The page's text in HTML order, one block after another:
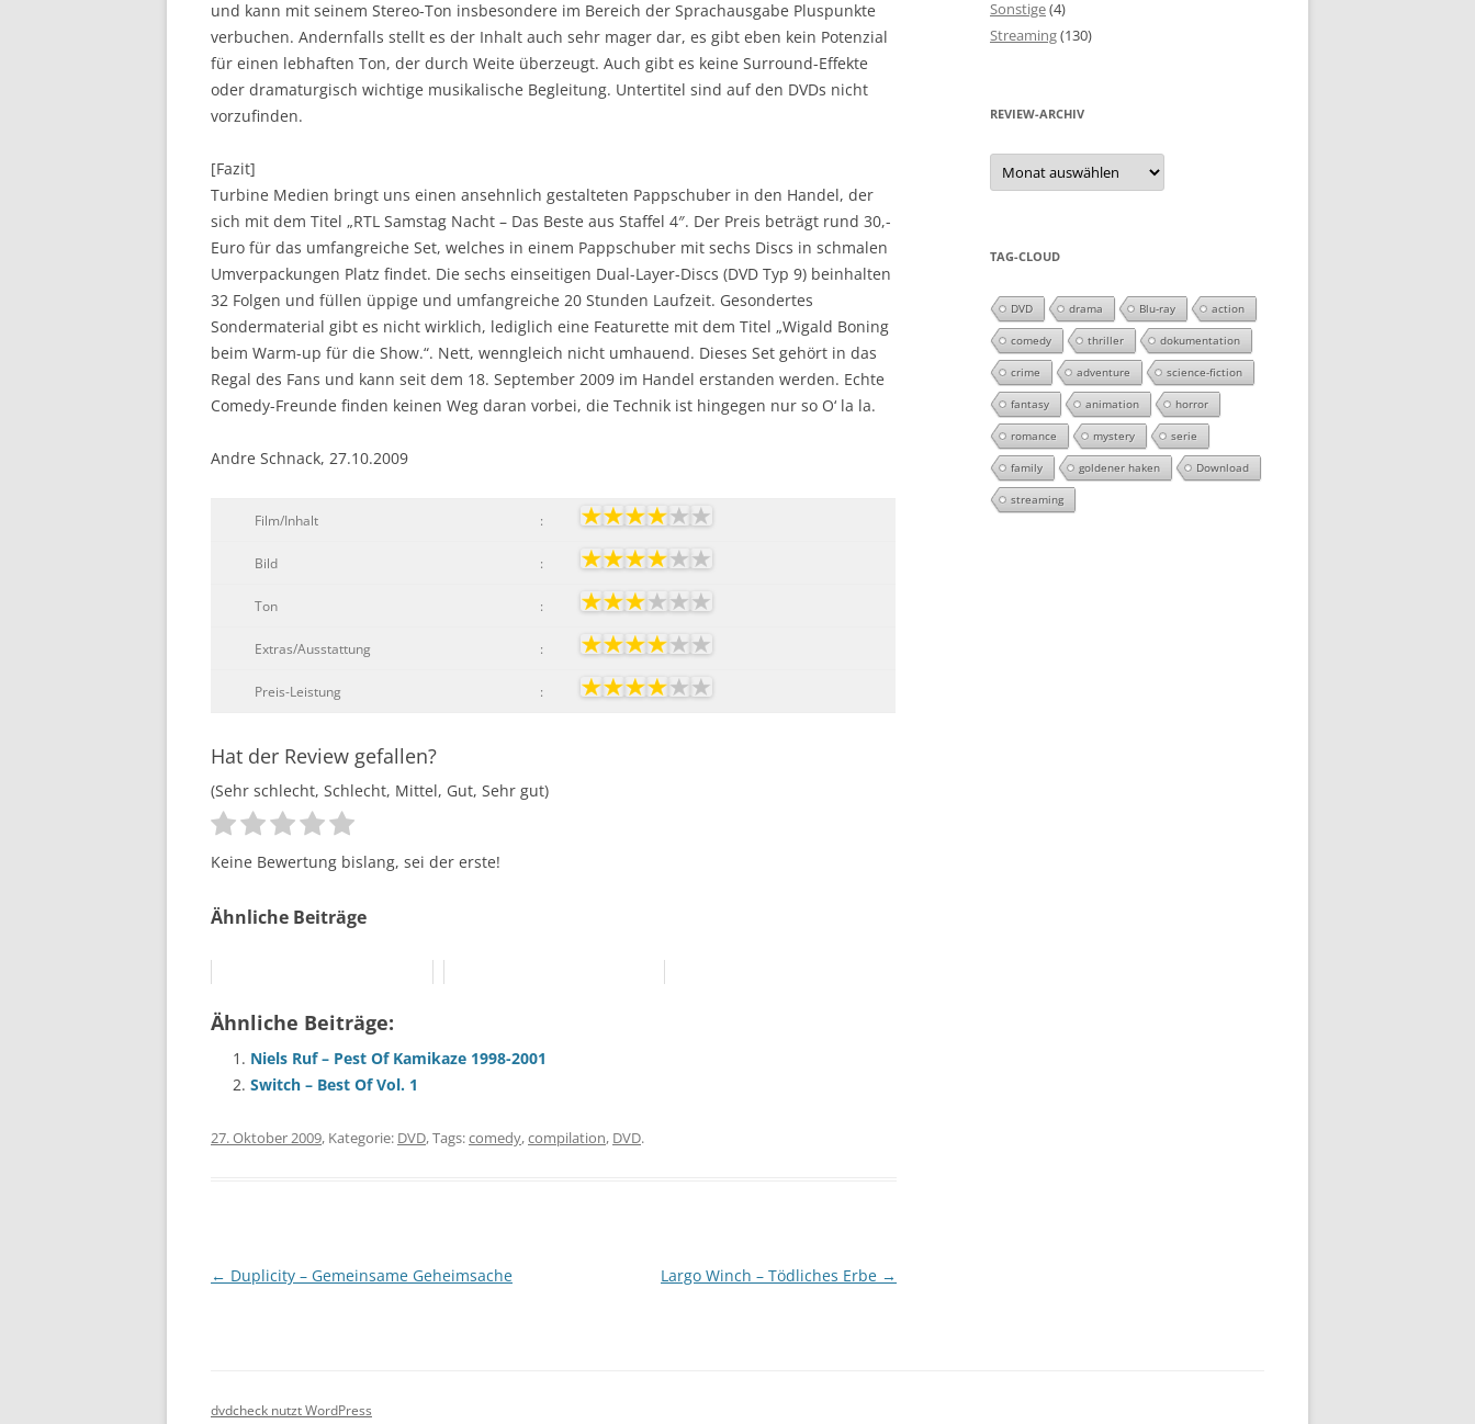
und kann mit seinem Stereo-Ton insbesondere im Bereich der Sprachausgabe Pluspunkte
verbuchen. Andernfalls stellt es der Inhalt auch sehr mager dar, es gibt eben kein Potenzial
für einen lebhaften Ton, der durch Weite überzeugt. Auch gibt es keine Surround-Effekte
oder dramaturgisch wichtige musikalische Begleitung. Untertitel sind auf den DVDs nicht
vorzufinden.
[Fazit]
Turbine Medien bringt uns einen ansehnlich gestalteten Pappschuber in den Handel, der
sich mit dem Titel „RTL Samstag Nacht – Das Beste aus Staffel 4″. Der Preis beträgt rund 30,-
Euro für das umfangreiche Set, welches in einem Pappschuber mit sechs Discs in schmalen
Umverpackungen Platz findet. Die sechs einseitigen Dual-Layer-Discs (DVD Typ 9) beinhalten
32 Folgen und füllen üppige und umfangreiche 20 Stunden Laufzeit. Gesondertes
Sondermaterial gibt es nicht wirklich, lediglich eine Featurette mit dem Titel „Wigald Boning
beim Warm-up für die Show.“. Nett, wenngleich nicht umhauend. Dieses Set gehört in das
Regal des Fans und kann seit dem 18. September 2009 im Handel erstanden werden. Echte
Comedy-Freunde finden keinen Weg daran vorbei, die Technik ist hingegen nur so O‘ la la.
Andre Schnack, 27.10.2009
Film/Inhalt :
Bild :
Ton :
Extras/Ausstattung :
Preis-Leistung :
Hat der Review gefallen?
(Sehr schlecht, Schlecht, Mittel, Gut, Sehr gut)
Keine Bewertung bislang, sei der erste!
Ähnliche Beiträge
Ähnliche Beiträge:
Niels Ruf – Pest Of Kamikaze 1998-2001
Switch – Best Of Vol. 1
27. Oktober 2009, Kategorie: DVD, Tags:comedy,compilation, DVD.
Beitragsnavigation
← Duplicity – Gemeinsame Geheimsache Largo Winch – Tödliches Erbe →
Sonstige(4)
Streaming(130)
REVIEW-ARCHIV
Review-
Archiv
TAG-CLOUD
DVD drama Blu-ray action
comedy thriller dokumentation
crime adventure science-fiction
fantasy animation horror
romance mystery serie
family goldener haken Download
streaming
dvdcheck nutzt WordPress